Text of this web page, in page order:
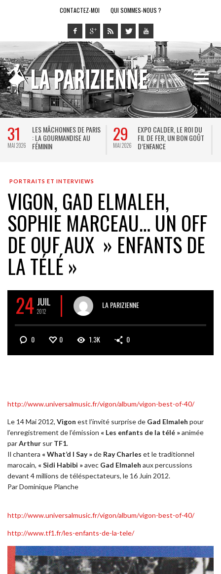
CONTACTEZ-MOI QUI SOMMES-NOUS ?
31
MAI 2026
LES MÂCHONNES DE PARIS
: LA GOURMANDISE AU
FÉMININ
29
MAI 2026
EXPO CALDER, LE ROI DU
FIL DE FER, UN BON GOÛT
D’ENFANCE
PORTRAITS ET INTERVIEWS
VIGON, GAD ELMALEH,
SOPHIE MARCEAU… UN OFF
DE OUF AUX » ENFANTS DE
LA TÉLÉ »
24 JUIL
2012
LA PARIZIENNE
0 0 1.3K 0
http://www.universalmusic.fr/vigon/album/vigon-best-of-40/
Le 14 Mai 2012, Vigon est l’invité surprise de Gad Elmaleh pour
l’enregistrement de l’émission « Les enfants de la télé »animée
parArthur sur TF1.
Il chantera « What’d I Say »de Ray Charles et le traditionnel
marocain, « Sidi Habibi »avec Gad Elmaleh aux percussions
devant 4 millions de téléspectateurs, le 16 Juin 2012.
Par Dominique Planche
http://www.universalmusic.fr/vigon/album/vigon-best-of-40/
http://www.tf1.fr/les-enfants-de-la-tele/